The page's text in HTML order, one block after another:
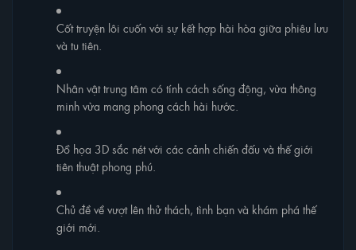
Cốt truyện lôi cuốn với sự kết hợp hài hòa giữa phiêu lưu
và tu tiên.
Nhân vật trung tâm có tính cách sống động, vừa thông
minh vừa mang phong cách hài hước.
Đồ họa 3D sắc nét với các cảnh chiến đấu và thế giới
tiên thuật phong phú.
Chủ đề về vượt lên thử thách, tình bạn và khám phá thế
giới mới.